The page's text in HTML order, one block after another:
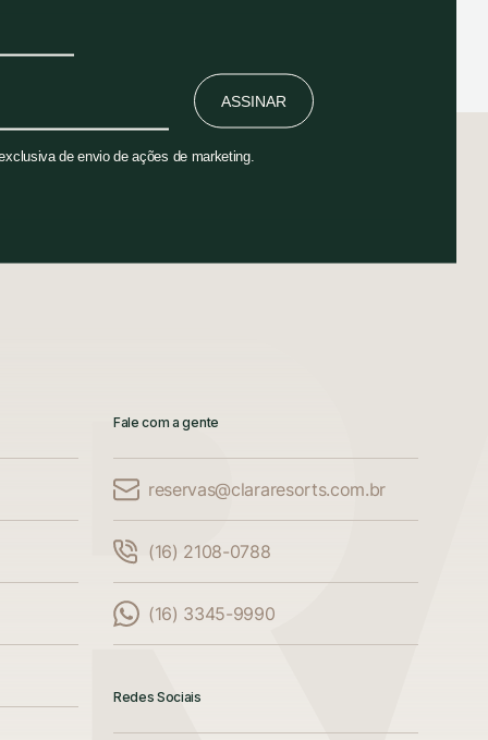
ASSINAR
de envio de ações de marketing.
Fale com a gente
reservas@clararesorts.com.br
(16) 2108-0788
(16) 3345-9990
Redes Sociais